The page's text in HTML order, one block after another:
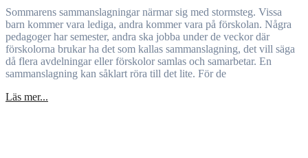
Sommarens sammanslagningar närmar sig med stormsteg. Vissa
barn kommer vara lediga, andra kommer vara på förskolan. Några
pedagoger har semester, andra ska jobba under de veckor där
förskolorna brukar ha det som kallas sammanslagning, det vill säga
då flera avdelningar eller förskolor samlas och samarbetar. En
sammanslagning kan såklart röra till det lite. För de
Läs mer...